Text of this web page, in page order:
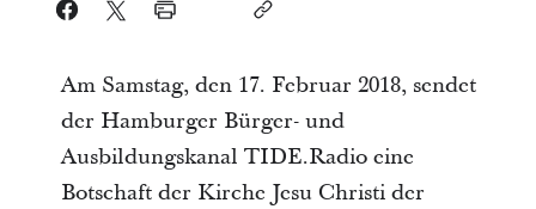
Am Samstag, den 17. Februar 2018, sendet
der Hamburger Bürger- und
Ausbildungskanal TIDE.Radio eine
Botschaft der Kirche Jesu Christi der